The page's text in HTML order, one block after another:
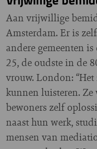
Aan vrijwillige
Amsterdam. Er is
andere gemeenten
25, de oudste in de
vrouw. London:
kunnen luisteren.
bewoners zelf
naast hun werk,
mensen van